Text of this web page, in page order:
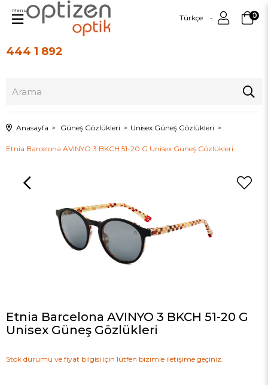
444 1 892
Türkçe 0
Menu
Anasayfa Güneş Gözlükleri Unisex Güneş Gözlükleri
Etnia Barcelona AVINYO 3 BKCH 51-20 G Unisex Güneş Gözlükleri
Etnia Barcelona AVINYO 3 BKCH 51-20 G
Unisex Güneş Gözlükleri
Stok durumu ve fiyat bilgisi için lütfen bizimle iletişime geçiniz.